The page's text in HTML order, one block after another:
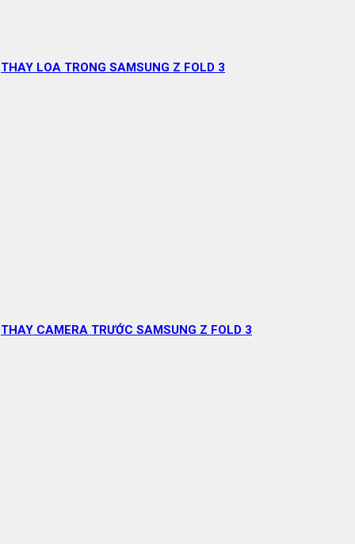
THAY LOA TRONG SAMSUNG Z FOLD 3
THAY CAMERA TRƯỚC SAMSUNG Z FOLD 3